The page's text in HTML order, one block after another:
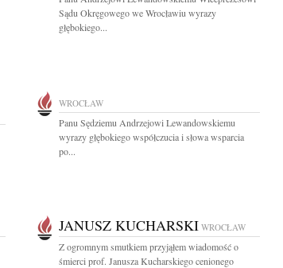
Sądu Okręgowego we Wrocławiu wyrazy
głębokiego...
WROCŁAW
Panu Sędziemu Andrzejowi Lewandowskiemu
wyrazy głębokiego współczucia i słowa wsparcia
po...
JANUSZ KUCHARSKI WROCŁAW
Z ogromnym smutkiem przyjąłem wiadomość o
śmierci prof. Janusza Kucharskiego cenionego